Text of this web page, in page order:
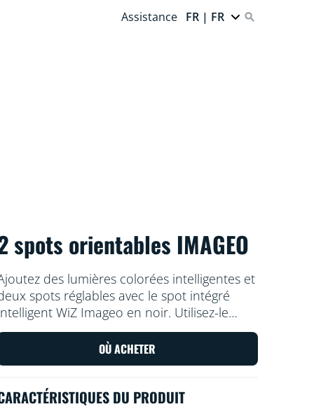
Assistance FR | FR
spots orientables IMAGEO
des lumières colorées intelligentes et
spots réglables avec le spot intégré
WiZ Imageo en noir. Utilisez-le
votre Wi-Fi existant pour le contrôler
l'application WiZ ou votre voix.
OÙ ACHETER
DU PRODUIT